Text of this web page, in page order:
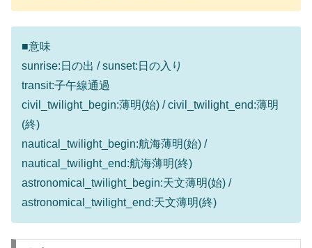
■意味
sunrise:日の出 / sunset:日の入り
transit:子午線通過
civil_twilight_begin:薄明(始) / civil_twilight_end:薄明
(終)
nautical_twilight_begin:航海薄明(始) /
nautical_twilight_end:航海薄明(終)
astronomical_twilight_begin:天文薄明(始) /
astronomical_twilight_end:天文薄明(終)